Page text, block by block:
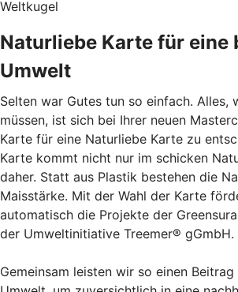
Weltkugel
Naturliebe Karte für eine
Umwelt
Selten war Gutes tun so einfach. Alles,
müssen, ist sich bei Ihrer neuen
Karte für eine Naturliebe Karte zu
Karte kommt nicht nur im schicken
daher. Statt aus Plastik bestehen die
Maisstärke. Mit der Wahl der Karte
automatisch die Projekte der
der Umweltinitiative Treemer® gGmbH.
Gemeinsam leisten wir so einen